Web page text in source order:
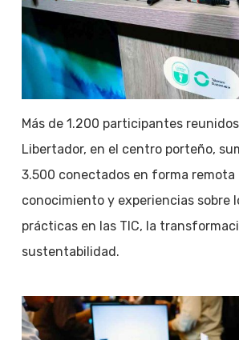
Más de 1.200 participantes
Libertador, en el centro porteño,
3.500 conectados en forma remota
conocimiento y experiencias sobre
prácticas en las TIC, la
sustentabilidad.